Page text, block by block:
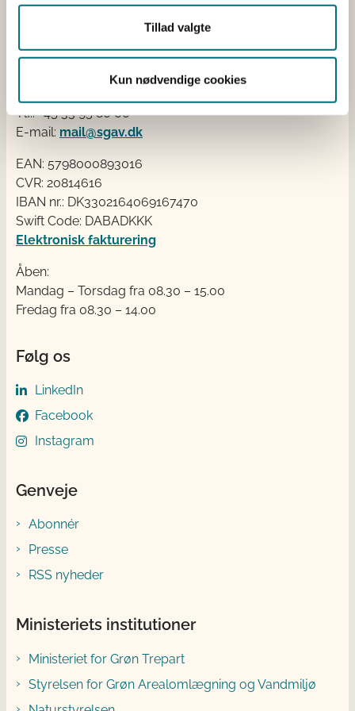
Tillad valgte
Kun nødvendige cookies
Styrelsen for Grøn Arealomlægning og Vandmiljø
Tlf.: +45 33 95 80 00
E-mail: mail@sgav.dk
EAN: 5798000893016
CVR: 20814616
IBAN nr.: DK3302164069167470
Swift Code: DABADKKK
Elektronisk fakturering
Åben:
Mandag – Torsdag fra 08.30 – 15.00
Fredag fra 08.30 – 14.00
Følg os
LinkedIn
Facebook
Instagram
Genveje
Abonnér
Presse
RSS nyheder
Ministeriets institutioner
Ministeriet for Grøn Trepart
Styrelsen for Grøn Arealomlægning og Vandmiljø